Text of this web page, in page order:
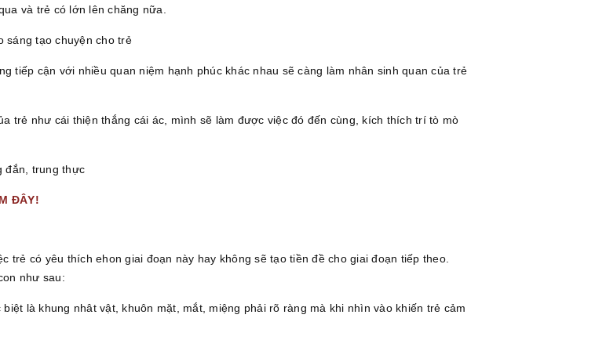
và trẻ có lớn lên chăng nữa.
sáng tạo chuyện cho trẻ
tiếp cận với nhiều quan niệm hạnh phúc khác nhau sẽ càng làm nhân sinh quan của trẻ
trẻ như cái thiện thắng cái ác, mình sẽ làm được việc đó đến cùng, kích thích trí tò mò
đắn, trung thực
ĐÂY!
trẻ có yêu thích ehon giai đoạn này hay không sẽ tạo tiền đề cho giai đoạn tiếp theo.
như sau:
là khung nhât vật, khuôn mặt, mắt, miệng phải rõ ràng mà khi nhìn vào khiến trẻ cảm